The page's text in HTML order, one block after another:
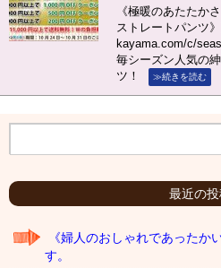
《極暖のあたたか
ストレートパンツ
kayama.com/c/
毎シーズン人気の
ツ！
≫続きを読む
最近の
《婦人のおしゃれであったか
す。